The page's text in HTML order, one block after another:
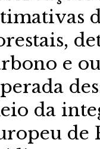
e
da
de